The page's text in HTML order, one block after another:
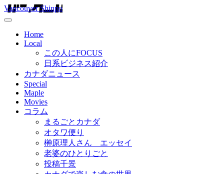
Vancouver Shinpo
Home
Local
この人にFOCUS
日系ビジネス紹介
カナダニュース
Special
Maple
Movies
コラム
まるごとカナダ
オタワ便り
榊原理人さん エッセイ
老婆のひとりごと
投稿千景